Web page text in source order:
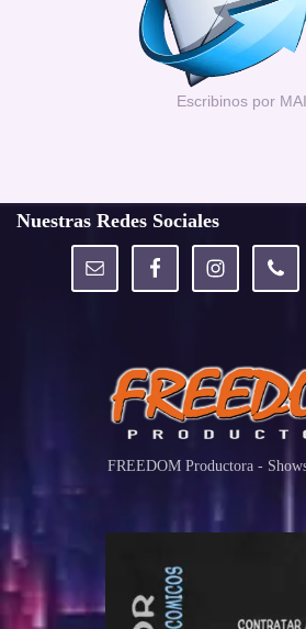
Escribinos por
Nuestras Redes Sociales
FREEDOM Productora -